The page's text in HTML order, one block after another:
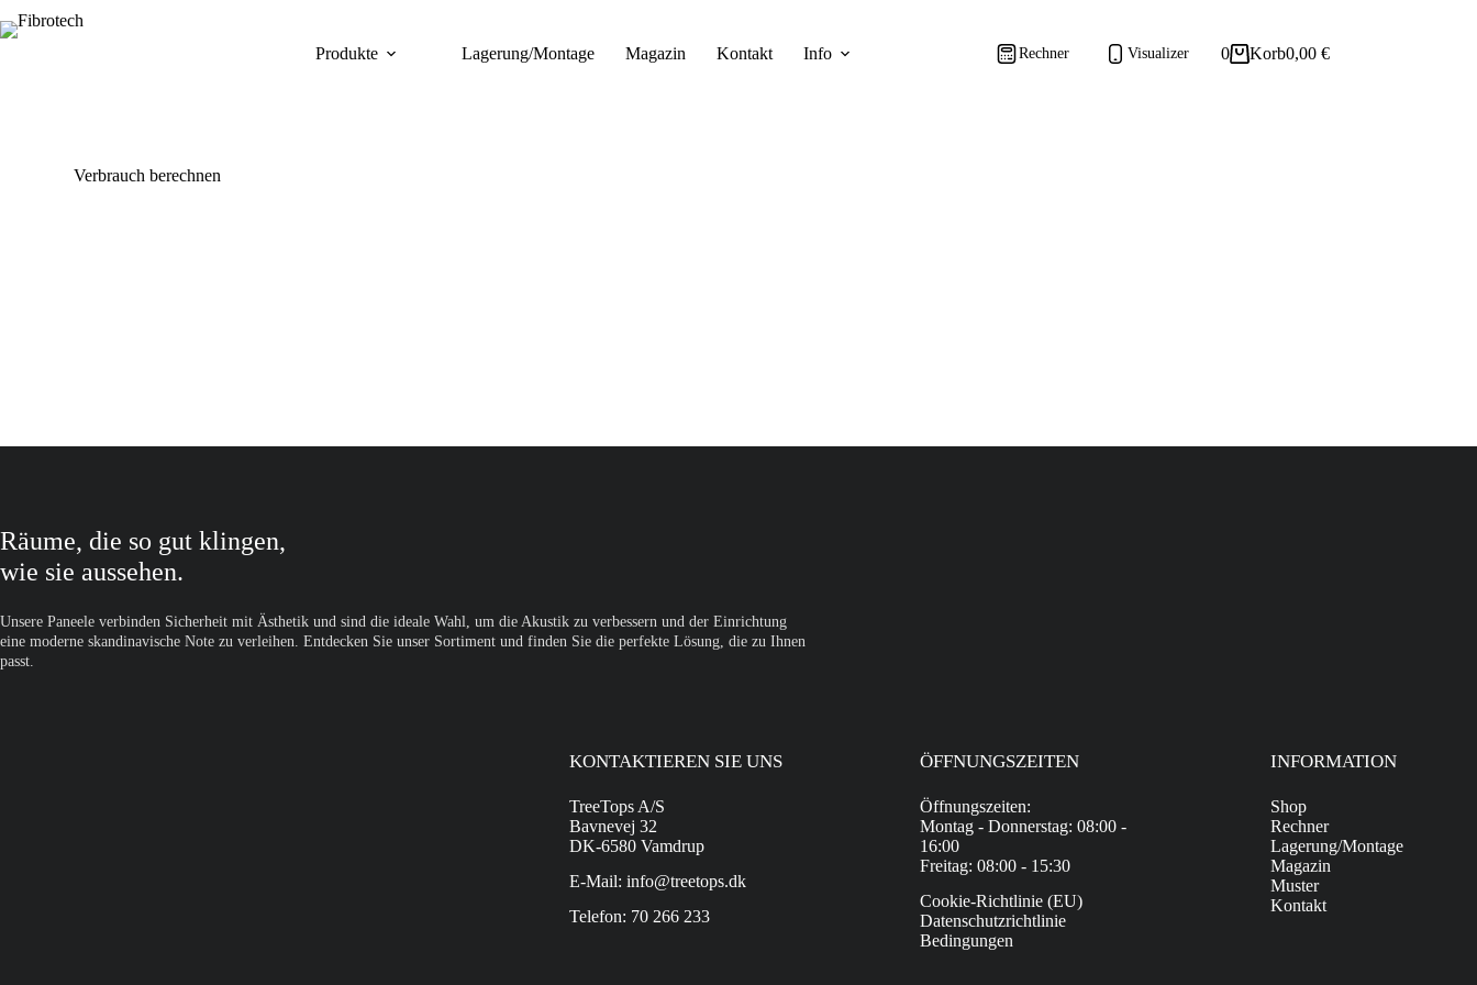
Inhalt
Produkte Lagerung/Montage Magazin Kontakt Info Rechner Visualizer Korb0,00 €
0
Verbrauch berechnen
Räume, die so gut klingen,
wie sie aussehen.
Unsere Paneele verbinden Sicherheit mit Ästhetik und sind die ideale Wahl, um die Akustik zu verbessern und der Einrichtung
eine moderne skandinavische Note zu verleihen. Entdecken Sie unser Sortiment und finden Sie die perfekte Lösung, die zu Ihnen
passt.
KONTAKTIEREN SIE UNS
TreeTops A/S
Bavnevej 32
DK-6580 Vamdrup
E-Mail: info@treetops.dk
Telefon: 70 266 233
ÖFFNUNGSZEITEN
Öffnungszeiten:
Montag - Donnerstag: 08:00 -
16:00
Freitag: 08:00 - 15:30
Cookie-Richtlinie (EU)
Datenschutzrichtlinie
Bedingungen
INFORMATION
Shop
Rechner
Lagerung/Montage
Magazin
Muster
Kontakt